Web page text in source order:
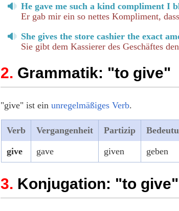
He gave me such a kind compliment I
Er gab mir ein so nettes Kompliment,
She gives the store cashier the exact
Sie gibt dem Kassierer des Geschäftes
Grammatik: "to give"
"give" ist ein unregelmäßiges Verb.
Verb Vergangenheit Partizip
give gave given geben
Konjugation: "to give"